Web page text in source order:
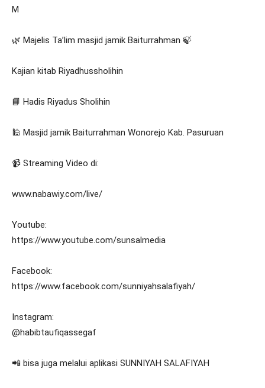
M
🌿 Majelis Ta’lim masjid jamik Baiturrahman 🍃
Kajian kitab Riyadhussholihin
📘 Hadis Riyadus Sholihin
🕌 Masjid jamik Baiturrahman Wonorejo Kab. Pasuruan
📹 Streaming Video di:
www.nabawiy.com/live/
Youtube:
https://www.youtube.com/sunsalmedia
Facebook:
https://www.facebook.com/sunniyahsalafiyah/
Instagram:
@habibtaufiqassegaf
📲 bisa juga melalui aplikasi SUNNIYAH SALAFIYAH